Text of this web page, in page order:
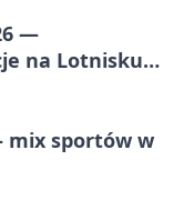
—
na Lotnisku
mix sportów w